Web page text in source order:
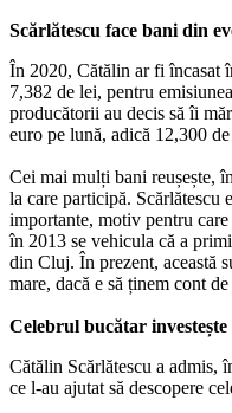
Scărlătescu face bani din
În 2020, Cătălin ar fi încasat
7,382 de lei, pentru
producătorii au decis să îi
euro pe lună, adică 12,300
Cei mai mulți bani reușește,
la care participă. Scărlătescu
importante, motiv pentru
în 2013 se vehicula că a
din Cluj. În prezent, această
mare, dacă e să ținem cont
Celebrul bucătar
Cătălin Scărlătescu a admis,
ce l-au ajutat să descopere